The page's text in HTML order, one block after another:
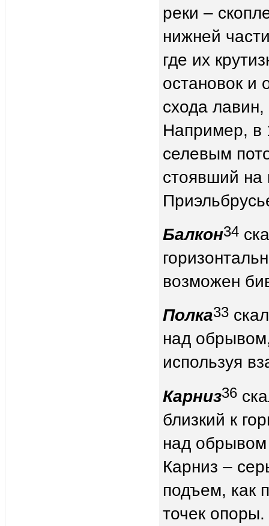
реки –
нижней
где их
остановок и
схода
Например, в
селевым
стоявший на
Балкон34
возможен
Полка33
над
используя
Карниз36
близкий к
над обрывом
Карниз –
подъем, как
точек